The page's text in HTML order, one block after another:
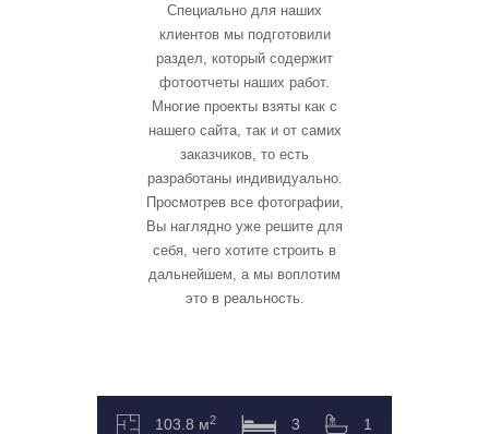
Специально для наших
клиентов мы подготовили
раздел, который содержит
фотоотчеты наших работ.
Многие проекты взяты как с
нашего сайта, так и от самих
заказчиков, то есть
разработаны индивидуально.
Просмотрев все фотографии,
Вы наглядно уже решите для
себя, чего хотите строить в
дальнейшем, а мы воплотим
это в реальность.
103.8 м2 3 1